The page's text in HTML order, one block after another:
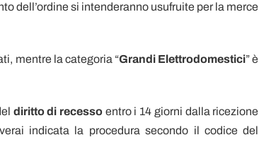
dell’ordine si intenderanno usufruite per la merce
mentre la categoria “Grandi Elettrodomestici” è
diritto di recessoentro i 14 giorni dalla ricezione
indicata la procedura secondo il codice del